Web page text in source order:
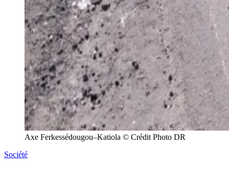
Axe Ferkessédougou–Katiola © Crédit Photo DR
Société